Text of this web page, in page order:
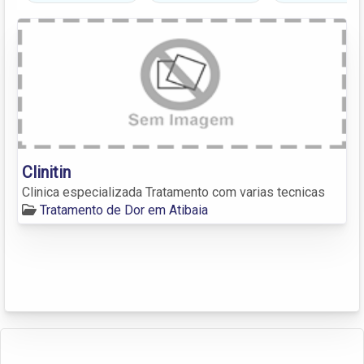
Clinitin
Clinica especializada Tratamento com varias tecnicas
Tratamento de Dor em Atibaia